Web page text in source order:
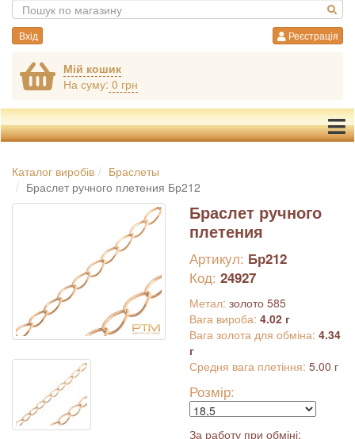
Вхід Реєстрація
Мій кошик
На суму: 0 грн
Каталог виробів
Браслеты
Браслет ручного плетения Бр212
Браслет ручного
плетения
Артикул: Бр212
Код: 24927
Метал: золото 585
Вага вироба: 4.02 г
Вага золота для обміна: 4.34
г
Средня вага плетіння: 5.00 г
Розмір:
За работу при обміні: